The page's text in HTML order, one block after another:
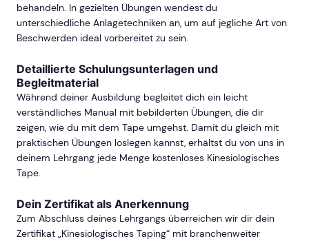
behandeln. In gezielten Übungen wendest du
unterschiedliche Anlagetechniken an, um auf jegliche Art von
Beschwerden ideal vorbereitet zu sein.
Detaillierte Schulungsunterlagen und
Begleitmaterial
Während deiner Ausbildung begleitet dich ein leicht
verständliches Manual mit bebilderten Übungen, die dir
zeigen, wie du mit dem Tape umgehst. Damit du gleich mit
praktischen Übungen loslegen kannst, erhältst du von uns in
deinem Lehrgang jede Menge kostenloses Kinesiologisches
Tape.
Dein Zertifikat als Anerkennung
Zum Abschluss deines Lehrgangs überreichen wir dir dein
Zertifikat „Kinesiologisches Taping“ mit branchenweiter